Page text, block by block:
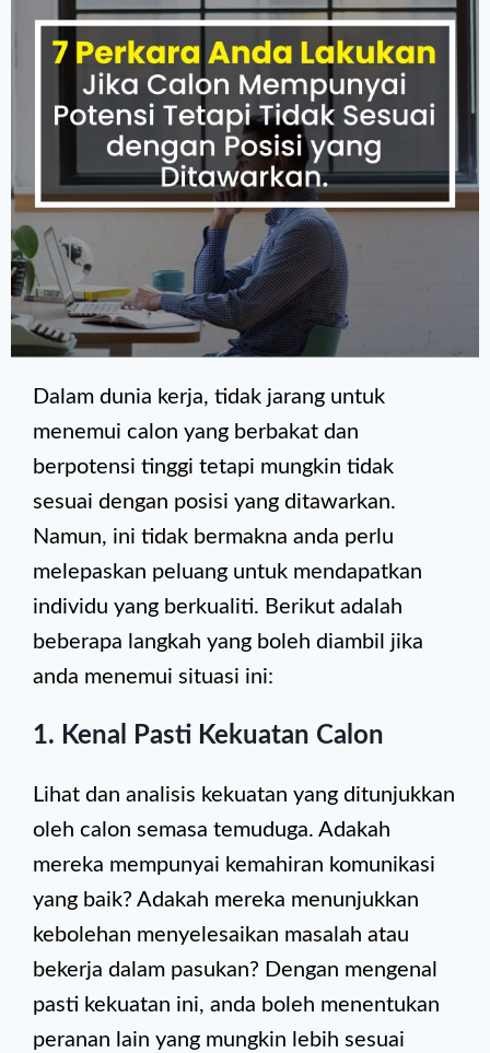
Dalam dunia kerja, tidak jarang untuk
menemui calon yang berbakat dan
berpotensi tinggi tetapi mungkin tidak
sesuai dengan posisi yang ditawarkan.
Namun, ini tidak bermakna anda perlu
melepaskan peluang untuk mendapatkan
individu yang berkualiti. Berikut adalah
beberapa langkah yang boleh diambil jika
anda menemui situasi ini:
1. Kenal Pasti Kekuatan Calon
Lihat dan analisis kekuatan yang ditunjukkan
oleh calon semasa temuduga. Adakah
mereka mempunyai kemahiran komunikasi
yang baik? Adakah mereka menunjukkan
kebolehan menyelesaikan masalah atau
bekerja dalam pasukan? Dengan mengenal
pasti kekuatan ini, anda boleh menentukan
peranan lain yang mungkin lebih sesuai